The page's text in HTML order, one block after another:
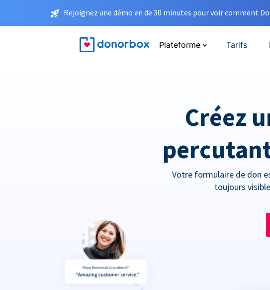
Rejoignez une démo en de 30 minutes pour voir comment
Plateforme Tarifs
Créez
Votre formulaire de don
toujours